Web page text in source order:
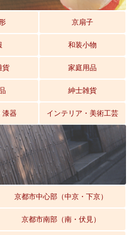
京扇子
和装小物
貨 家庭用品
紳士雑貨
漆器 インテリア・美術工芸
京都市中心部（中京・下京）
京都市南部（南・伏見）